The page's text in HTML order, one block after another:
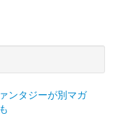
ンタジーが別マガ